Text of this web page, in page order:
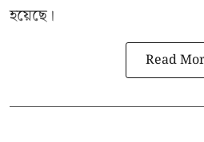
হয়েছে।
Read